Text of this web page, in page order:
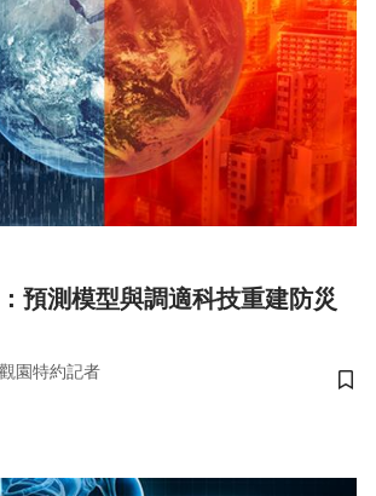
預測模型與調適科技重建防災
園特約記者
儲